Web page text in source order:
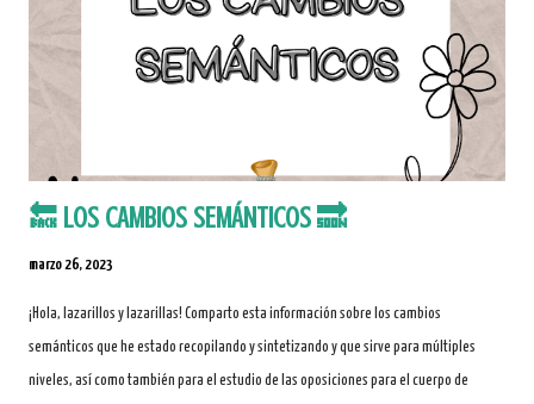
🔙 LOS CAMBIOS SEMÁNTICOS 🔜
marzo 26, 2023
¡Hola, lazarillos y lazarillas! Comparto esta información sobre los cambios
semánticos que he estado recopilando y sintetizando y que sirve para múltiples
niveles, así como también para el estudio de las oposiciones para el cuerpo de